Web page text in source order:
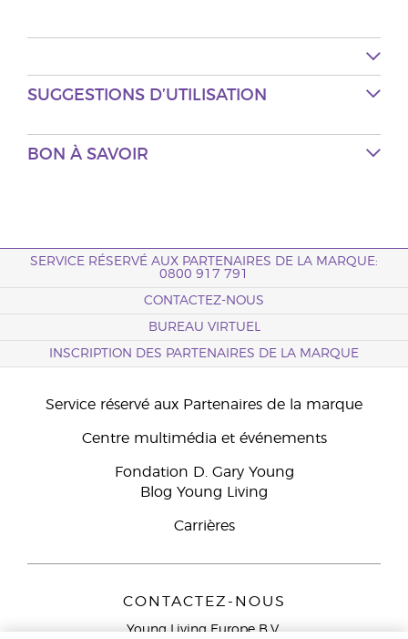
SUGGESTIONS D’UTILISATION
BON À SAVOIR
SERVICE RÉSERVÉ AUX PARTENAIRES DE LA MARQUE:
0800 917 791
CONTACTEZ-NOUS
BUREAU VIRTUEL
INSCRIPTION DES PARTENAIRES DE LA MARQUE
Service réservé aux Partenaires de la marque
Centre multimédia et événements
Fondation D. Gary Young
Blog Young Living
Carrières
CONTACTEZ-NOUS
Young Living Europe B.V.